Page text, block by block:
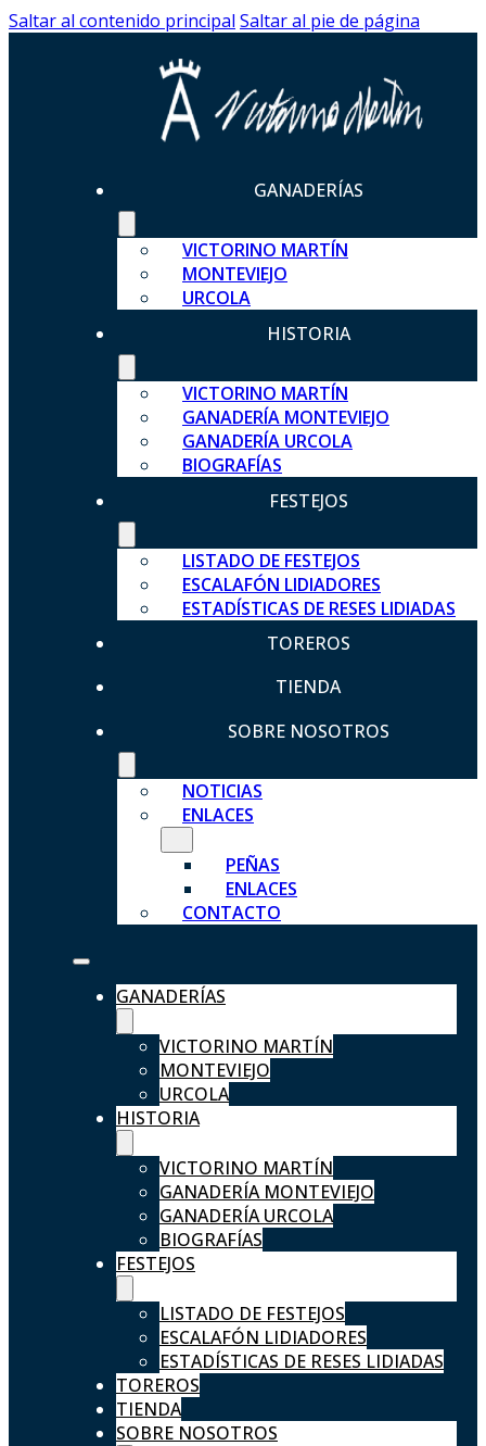
Saltar al contenido principal Saltar al pie de página
GANADERÍAS
VICTORINO MARTÍN
MONTEVIEJO
URCOLA
HISTORIA
VICTORINO MARTÍN
GANADERÍA MONTEVIEJO
GANADERÍA URCOLA
BIOGRAFÍAS
FESTEJOS
LISTADO DE FESTEJOS
ESCALAFÓN LIDIADORES
ESTADÍSTICAS DE RESES LIDIADAS
TOREROS
TIENDA
SOBRE NOSOTROS
NOTICIAS
ENLACES
PEÑAS
ENLACES
CONTACTO
GANADERÍAS
VICTORINO MARTÍN
MONTEVIEJO
URCOLA
HISTORIA
VICTORINO MARTÍN
GANADERÍA MONTEVIEJO
GANADERÍA URCOLA
BIOGRAFÍAS
FESTEJOS
LISTADO DE FESTEJOS
ESCALAFÓN LIDIADORES
ESTADÍSTICAS DE RESES LIDIADAS
TOREROS
TIENDA
SOBRE NOSOTROS